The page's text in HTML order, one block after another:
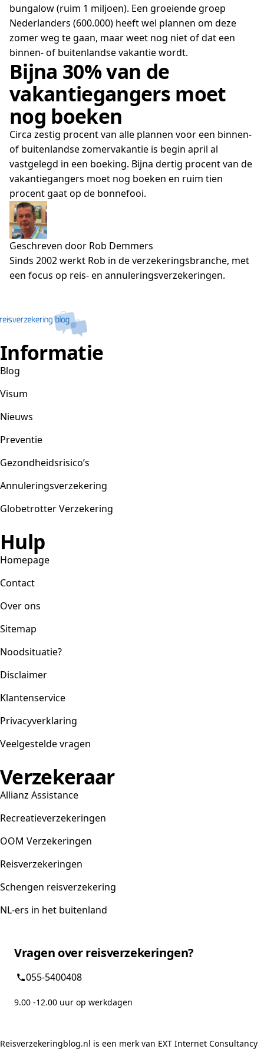
bungalow (ruim 1 miljoen). Een groeiende groep
Nederlanders (600.000) heeft wel plannen om deze
zomer weg te gaan, maar weet nog niet of dat een
binnen- of buitenlandse vakantie wordt.
Bijna 30% van de
vakantiegangers moet
nog boeken
Circa zestig procent van alle plannen voor een binnen-
of buitenlandse zomervakantie is begin april al
vastgelegd in een boeking. Bijna dertig procent van de
vakantiegangers moet nog boeken en ruim tien
procent gaat op de bonnefooi.
Geschreven door Rob Demmers
Sinds 2002 werkt Rob in de verzekeringsbranche, met
een focus op reis- en annuleringsverzekeringen.
Informatie
Blog
Visum
Nieuws
Preventie
Gezondheidsrisico’s
Annuleringsverzekering
Globetrotter Verzekering
Hulp
Homepage
Contact
Over ons
Sitemap
Noodsituatie?
Disclaimer
Klantenservice
Privacyverklaring
Veelgestelde vragen
Verzekeraar
Allianz Assistance
Recreatieverzekeringen
OOM Verzekeringen
Reisverzekeringen
Schengen reisverzekering
NL-ers in het buitenland
Vragen over reisverzekeringen?
055-5400408
9.00 -12.00 uur op werkdagen
Reisverzekeringblog.nl is een merk van EXT Internet Consultancy